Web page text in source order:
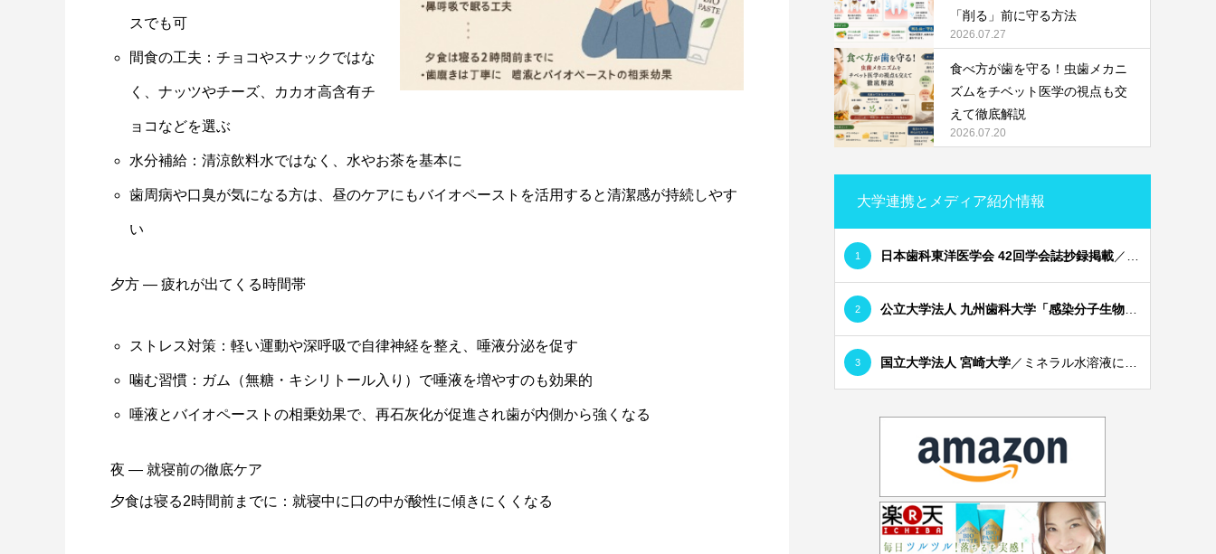
スでも可
間食の工夫：チョコやスナックではな
く、ナッツやチーズ、カカオ高含有チ
ョコなどを選ぶ
水分補給：清涼飲料水ではなく、水やお茶を基本に
歯周病や口臭が気になる方は、昼のケアにもバイオペーストを活用すると清潔感が持続しやす
い
夕方 ― 疲れが出てくる時間帯
ストレス対策：軽い運動や深呼吸で自律神経を整え、唾液分泌を促す
噛む習慣：ガム（無糖・キシリトール入り）で唾液を増やすのも効果的
唾液とバイオペーストの相乗効果で、再石灰化が促進され歯が内側から強くなる
夜 ― 就寝前の徹底ケア
夕食は寝る2時間前までに：就寝中に口の中が酸性に傾きにくくなる
「削る」前に守る方法
2026.07.27
食べ方が歯を守る！虫歯メカニ
ズムをチベット医学の視点も交
えて徹底解説
2026.07.20
大学連携とメディア紹介情報
1 ⽇本⻭科東洋医学会 42回学会誌抄録掲載／〜 バイオペーストは⻭科医療の救世主 〜 クサバ⻭科医院 院⻑ 草場隆夫
2
3 国⽴⼤学法⼈ 宮崎⼤学／ミネラル⽔溶液によるウイルスへの対応